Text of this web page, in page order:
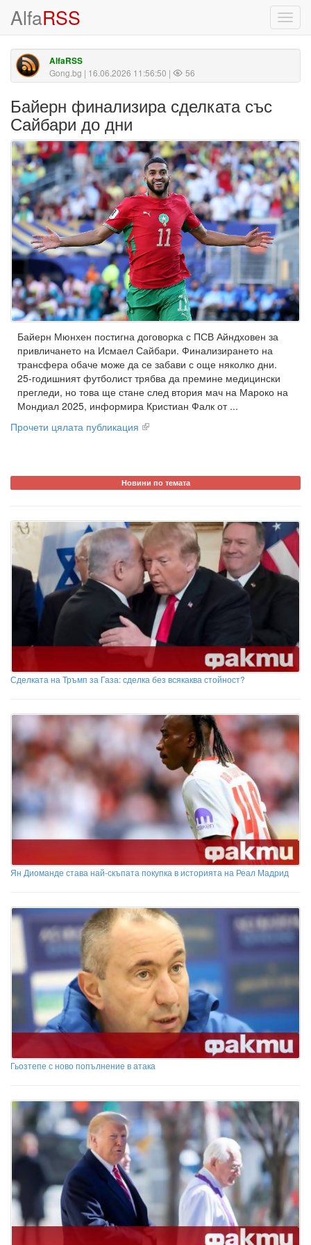
AlfaRSS
AlfaRSS
Gong.bg | 16.06.2026 11:56:50 | 56
Байерн финализира сделката със
Сайбари до дни
Байерн Мюнхен постигна договорка с ПСВ Айндховен за
привличането на Исмаел Сайбари. Финализирането на
трансфера обаче може да се забави с още няколко дни.
25-годишният футболист трябва да премине медицински
прегледи, но това ще стане след втория мач на Мароко на
Мондиал 2025, информира Кристиан Фалк от ...
Прочети цялата публикация
Новини по темата
Сделката на Тръмп за Газа: сделка без всякаква стойност?
Ян Диоманде става най-скъпата покупка в историята на Реал Мадрид
Гьозтепе с ново попълнение в атака